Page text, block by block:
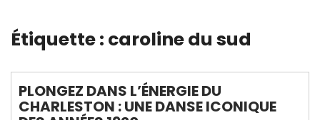
Étiquette : caroline du sud
PLONGEZ DANS L’ÉNERGIE DU
CHARLESTON : UNE DANSE ICONIQUE